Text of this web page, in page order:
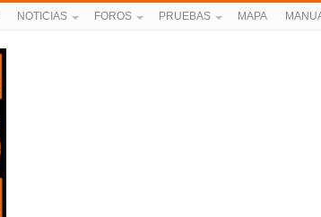
NOTICIAS FOROS PRUEBAS MAPA